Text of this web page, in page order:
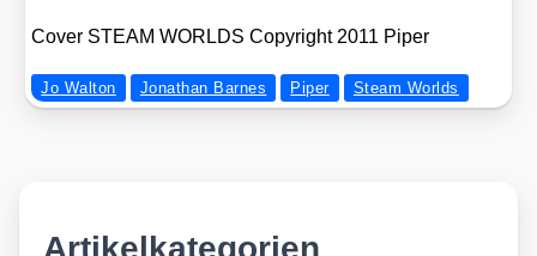
Cover STEAM WORLDS Copy­right 2011 Piper
Jo Walton Jonathan Barnes Piper Steam Worlds
Artikelkategorien